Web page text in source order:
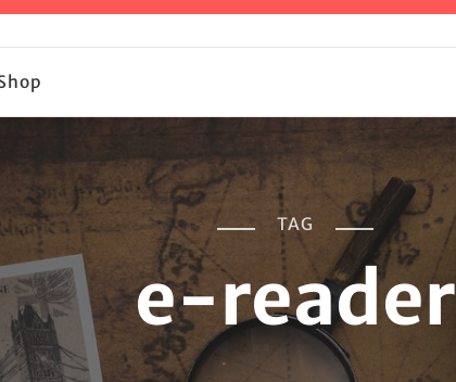
TAG
e-reader